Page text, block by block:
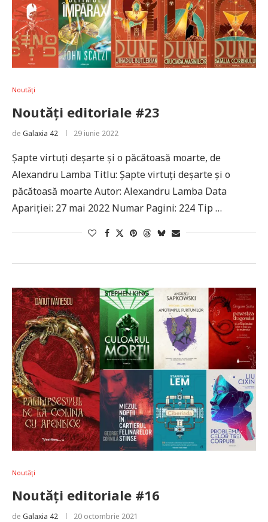
Noutăți
Noutăți editoriale #23
de Galaxia 42 29 iunie 2022
Șapte virtuți deșarte și o păcătoasă moarte, de
Alexandru Lamba Titlu: Șapte virtuți deșarte și o
păcătoasă moarte Autor: Alexandru Lamba Data
Apariției: 27 mai 2022 Numar Pagini: 224 Tip …
Noutăți
Noutăți editoriale #16
de Galaxia 42 20 octombrie 2021